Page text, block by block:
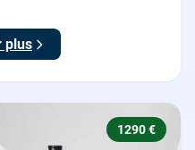
plus
1290 €